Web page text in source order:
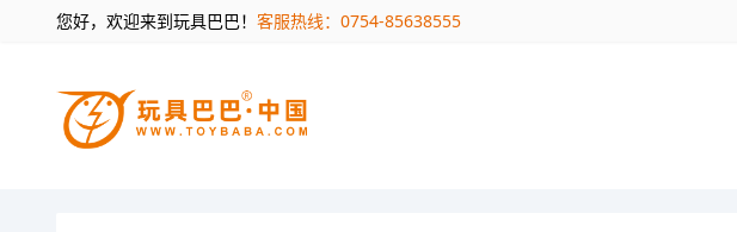
您好，欢迎来到玩具巴巴！ 客服热线：0754-85638555